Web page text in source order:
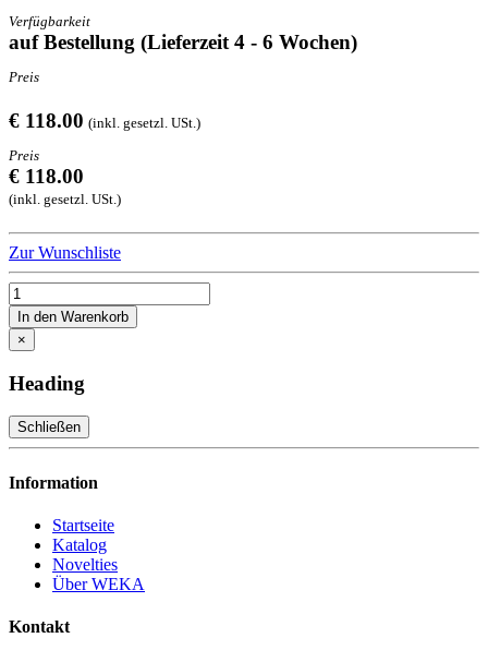
Verfügbarkeit
auf Bestellung (Lieferzeit 4 - 6 Wochen)
Preis
€ 118.00 (inkl. gesetzl. USt.)
Preis
€ 118.00
(inkl. gesetzl. USt.)
Zur Wunschliste
In den Warenkorb
×
Heading
Schließen
Information
Startseite
Katalog
Novelties
Über WEKA
Kontakt